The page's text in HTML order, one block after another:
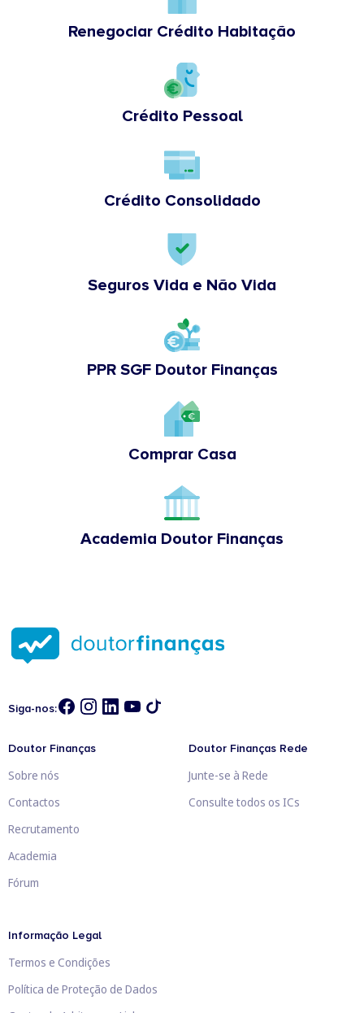
Renegociar Crédito Habitação
Crédito Pessoal
Crédito Consolidado
Seguros Vida e Não Vida
PPR SGF Doutor Finanças
Comprar Casa
Academia Doutor Finanças
Siga-nos:
Doutor Finanças
Sobre nós
Contactos
Recrutamento
Academia
Fórum
Doutor Finanças Rede
Junte-se à Rede
Consulte todos os ICs
Informação Legal
Termos e Condições
Política de Proteção de Dados